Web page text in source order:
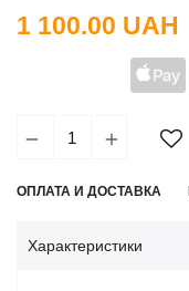
1 100.00 UAH
ОПЛАТА И ДОСТАВКА
Характеристики